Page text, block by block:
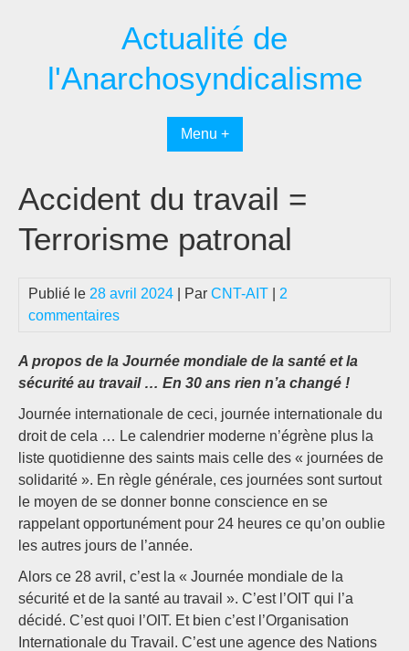
Actualité de
l'Anarchosyndicalisme
Menu +
Accident du travail =
Terrorisme patronal
Publié le 28 avril 2024 | Par CNT-AIT
2
commentaires
A propos de la Journée mondiale de la santé et la
sécurité au travail … En 30 ans rien n’a changé !
Journée internationale de ceci, journée internationale du
droit de cela … Le calendrier moderne n’égrène plus la
liste quotidienne des saints mais celle des « journées de
solidarité ». En règle générale, ces journées sont surtout
le moyen de se donner bonne conscience en se
rappelant opportunément pour 24 heures ce qu’on oublie
les autres jours de l’année.
Alors ce 28 avril, c’est la « Journée mondiale de la
sécurité et de la santé au travail ». C’est l’OIT qui l’a
décidé. C’est quoi l’OIT. Et bien c’est l’Organisation
Internationale du Travail. C’est une agence des Nations